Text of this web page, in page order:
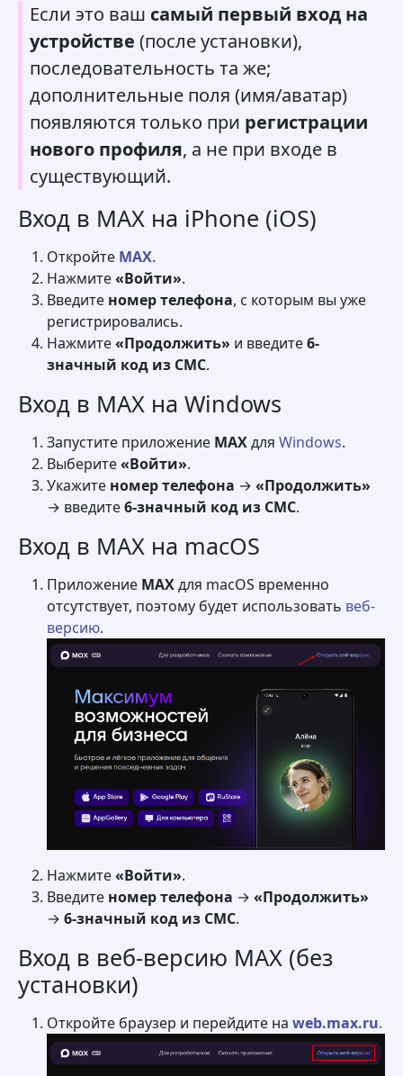
Если это ваш самый первый вход на
устройстве (после установки),
последовательность та же;
дополнительные поля (имя/аватар)
появляются только при регистрации
нового профиля, а не при входе в
существующий.
Вход в MAX на iPhone (iOS)
Откройте MAX.
Нажмите«Войти».
Введите номер телефона, с которым вы уже
регистрировались.
Нажмите«Продолжить» и введите6-
значный код из СМС.
Вход в MAX на Windows
Запустите приложение MAXдля Windows.
Выберите«Войти».
Укажите номер телефона → «Продолжить»
→ введите6-значный код из СМС.
Вход в MAX на macOS
Приложение MAXдля macOS временно
отсутствует, поэтому будет использовать веб-
версию.
Нажмите«Войти».
Введите номер телефона → «Продолжить»
→ 6-значный код из СМС.
Вход в веб-версию MAX (без
установки)
Откройте браузер и перейдите на web.max.ru.